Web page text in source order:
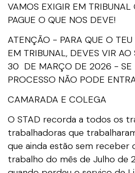
VAMOS EXIGIR EM
PAGUE O QUE NOS DEVE!
ATENÇÃO - PARA QUE O TEU
EM TRIBUNAL, DEVES VIR
30 DE MARÇO DE 2026 - SE
PROCESSO NÃO PODE
CAMARADA E COLEGA
O STAD recorda a todos os
trabalhadoras que
que ainda estão sem receber
trabalho do mês de Julho de